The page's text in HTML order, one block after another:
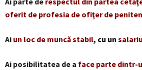
oferit de profesia de ofiţer de
Ai un loc de muncă stabil, cu un
Ai posibilitatea de a face parte dintr-